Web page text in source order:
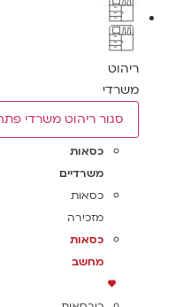
ריהוט
משרדי
סגור ריהוט משרדי
כסאות
משרדיים
כסאות
מזכירה
כסאות
מחשב